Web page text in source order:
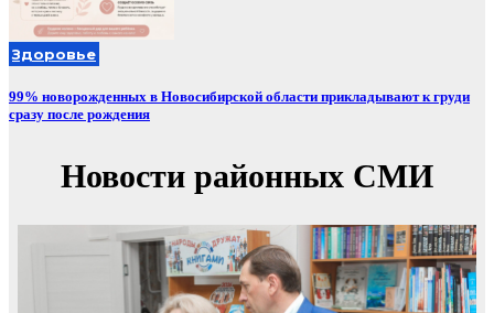
Здоровье
99% новорожденных в Новосибирской области прикладывают к груди
сразу после рождения